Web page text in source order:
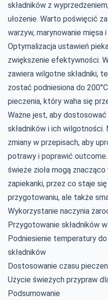
składników z
ułożenie. Warto poświęcić
warzyw, marynowanie mięsa
Optymalizacja ustawień
zwiększenie efektywności.
zawiera wilgotne składniki,
zostać podniesiona do
pieczenia, który waha się
Ważne jest, aby
składników i ich
zmiany w przepisach, aby
potrawy i poprawić
świeże zioła mogą
zapiekanki, przez co staje
przygotowaniu, ale także
Wykorzystanie naczynia
Przygotowanie składników
Podniesienie temperatury
składników
Dostosowanie czasu
Użycie świeżych przypraw
Podsumowanie